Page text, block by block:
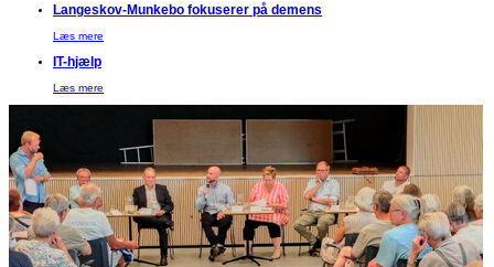
Langeskov-Munkebo fokuserer på demens
Læs mere
IT-hjælp
Læs mere